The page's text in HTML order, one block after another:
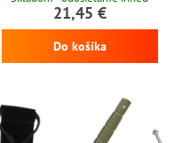
21,45 €
Do košíka